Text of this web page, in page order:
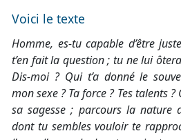
Voici le texte
Homme, es-tu capable d’être
t’en fait la question ; tu ne lui
Dis-moi ? Qui t’a donné le
mon sexe ? Ta force ? Tes talents
sa sagesse ; parcours la nature
dont tu sembles vouloir te